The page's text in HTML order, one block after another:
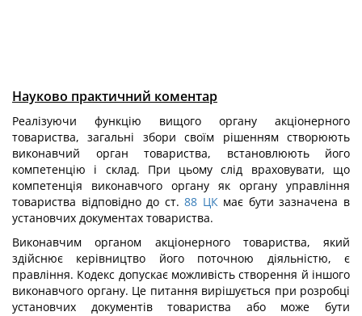
Науково практичний коментар
Реалізуючи функцію вищого органу акціонерного
товариства, загальні збори своїм рішенням створюють
виконавчий орган товариства, встановлюють його
компетенцію і склад. При цьому слід враховувати, що
компетенція виконавчого органу як органу управління
товариства відповідно до ст. 88 ЦКмає бути зазначена в
установчих документах товариства.
Виконавчим органом акціонерного товариства, який
здійснює керівництво його поточною діяльністю, є
правління. Кодекс допускає можливість створення й іншого
виконавчого органу. Це питання вирішується при розробці
установчих документів товариства або може бути